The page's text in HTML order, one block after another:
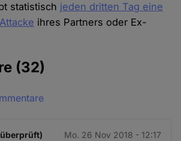
statistisch jeden dritten Tag eine
ihres Partners oder Ex-
(32)
Mo. 26 Nov 2018 - 12:17